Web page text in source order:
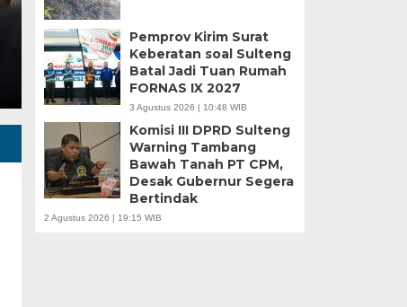
HARIANSULTENG.COM, MOROWALI – Industri
punggung ekspor nasional. Mantra hilirisasi terus…
Pemprov Kirim Surat
Keberatan soal Sulteng
Batal Jadi Tuan Rumah
FORNAS IX 2027
3 Agustus 2026 | 10:48 WIB
Komisi III DPRD Sulteng
Warning Tambang
Bawah Tanah PT CPM,
Desak Gubernur Segera
Bertindak
2 Agustus 2026 | 19:15 WIB